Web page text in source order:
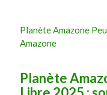
Planète Amazone
Amazone
Planète